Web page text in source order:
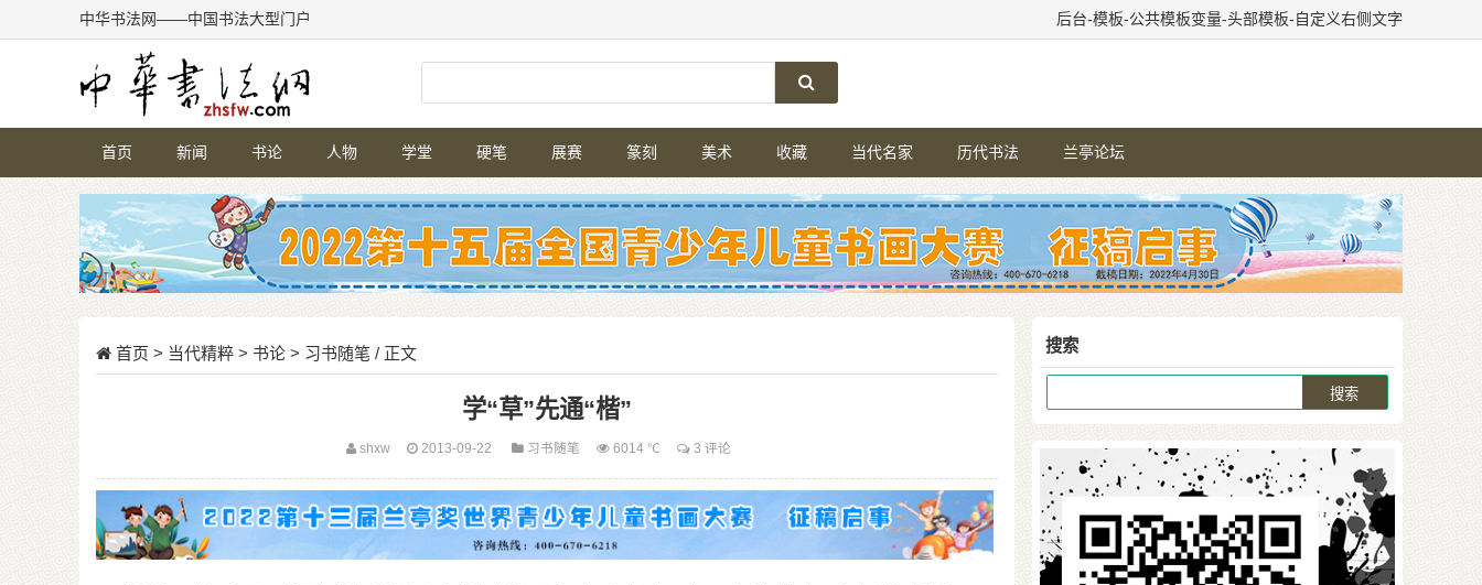
中华书法网——中国书法大型门户 后台-模板-公共模板变量-头部模板-自定义右侧文字
首页 新闻 书论 人物 学堂 硬笔 展赛 篆刻 美术 收藏 当代名家 历代书法 兰亭论坛
首页 > 当代精粹 > 书论 > 习书随笔 / 正文
学“草”先通“楷”
shxw 2013-09-22 习书随笔 6014 ℃ 3 评论
搜索